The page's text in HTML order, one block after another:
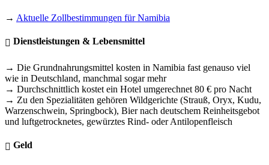
→ Aktuelle Zollbestimmungen für Namibia
Dienstleistungen & Lebensmittel
→ Die Grundnahrungsmittel kosten in Namibia fast genauso viel
wie in Deutschland, manchmal sogar mehr
→ Durchschnittlich kostet ein Hotel umgerechnet 80 € pro Nacht
→ Zu den Spezialitäten gehören Wildgerichte (Strauß, Oryx, Kudu,
Warzenschwein, Springbock), Bier nach deutschem Reinheitsgebot
und luftgetrocknetes, gewürztes Rind- oder Antilopenfleisch
Geld